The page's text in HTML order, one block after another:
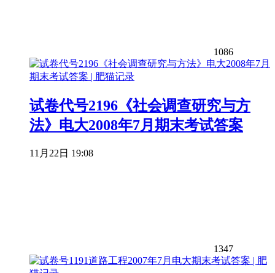
1086
试卷代号2196《社会调查研究与方
法》电大2008年7月期末考试答案
11月22日 19:08
1347